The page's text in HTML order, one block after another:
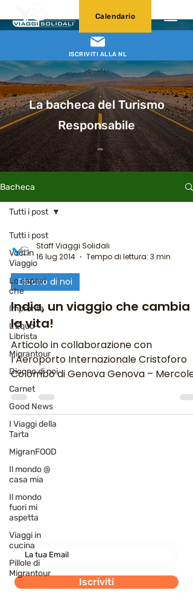
ISCRIVITI ALLA NL
Calendario
La bacheca del Turismo
Responsabile
Bacheca
Tutti i post
Voci in
Viaggio
Lo sapevi
che
Impronte
L'Equo-
Librista
Migrantour
Dicono di noi
Carnet
Good News
I Viaggi della
Tarta
MigranFOOD
Il mondo @
casa mia
Il mondo
fuori mi
aspetta
Viaggi in
cucina
Pillole di
Migrantour
Tutti i post
Staff Viaggi Solidali
16 lug 2014
Tempo di lettura: 3 min
Dicono di noi
India, un viaggio che cambia
la vita!
Articolo in collaborazione con
l’Aeroporto Internazionale Cristoforo
Colombo di Genova Genova –
9 luglio 2014 Itinerario nel...
Iscriviti